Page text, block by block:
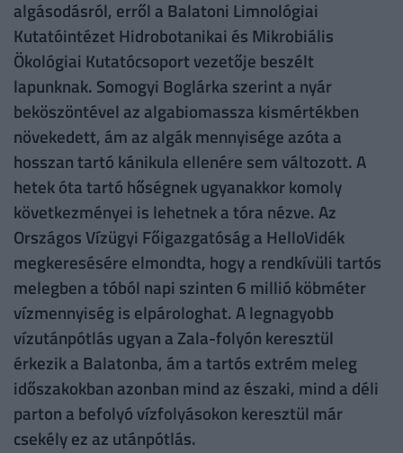
algásodásról, erről a Balatoni Limnológiai
Kutatóintézet Hidrobotanikai és Mikrobiális
Ökológiai Kutatócsoport vezetője beszélt
lapunknak. Somogyi Boglárka szerint a nyár
beköszöntével az algabiomassza kismértékben
növekedett, ám az algák mennyisége azóta a
hosszan tartó kánikula ellenére sem változott. A
hetek óta tartó hőségnek ugyanakkor komoly
következményei is lehetnek a tóra nézve. Az
Országos Vízügyi Főigazgatóság a HelloVidék
megkeresésére elmondta, hogy a rendkívüli tartós
melegben a tóból napi szinten 6 millió köbméter
vízmennyiség is elpárologhat. A legnagyobb
vízutánpótlás ugyan a Zala-folyón keresztül
érkezik a Balatonba, ám a tartós extrém meleg
időszakokban azonban mind az északi, mind a déli
parton a befolyó vízfolyásokon keresztül már
csekély ez az utánpótlás.